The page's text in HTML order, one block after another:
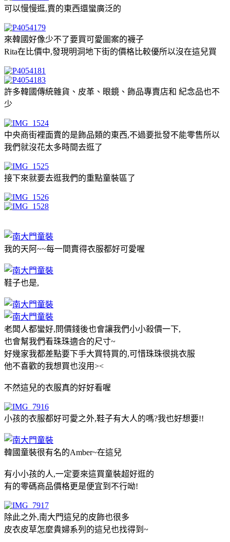
可以慢慢逛,賣的東西還蠻廣泛的
來韓國好像少不了要買可愛圖案的襪子
Rita在比價中,發現明洞地下街的價格比較優所以沒在這兒買
許多韓國傳統雜貨、皮革、眼鏡、飾品專賣店和 紀念品也不
少
中央商街裡面賣的是飾品類的東西,不過要批發不能零售所以
我們就沒花太多時間去逛了
接下來就要去逛我們的重點童裝區了
我的天阿~~每一間賣得衣服都好可愛喔
鞋子也是,
老闆人都蠻好,問價錢後也會讓我們小小殺價一下,
也會幫我們看珠珠適合的尺寸~
好幾家我都差點要下手大買特買的,可惜珠珠很挑衣服
他不喜歡的我想買也沒用><
不然這兒的衣服真的好好看喔
小孩的衣服都好可愛之外,鞋子有大人的嗎?我也好想要!!
韓國童裝很有名的Amber~在這兒
有小小孩的人,一定要來這買童裝超好逛的
有的零碼商品價格更是便宜到不行呦!
除此之外,南大門這兒的皮飾也很多
皮衣皮草怎麼貴婦系列的這兒也找得到~